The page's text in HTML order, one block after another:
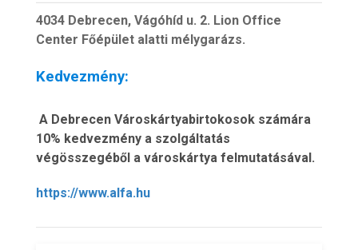
4034 Debrecen, Vágóhíd u. 2. Lion Office
Center Főépület alatti mélygarázs.
Kedvezmény:
A Debrecen Városkártyabirtokosok számára
10% kedvezmény a szolgáltatás
végösszegéből a városkártya felmutatásával.
https://www.alfa.hu